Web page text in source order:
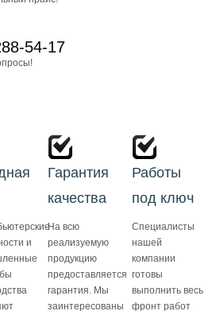
54-17
и
Гарантия
качества
На всю
реализуемую
продукцию
предоставляется
гарантия. Мы
заинтересованы
Работы
под ключ
Специалисты
нашей
компании
готовы
выполнить весь
фронт работ